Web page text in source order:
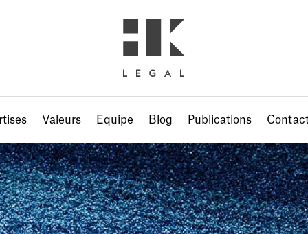
Valeurs Equipe Blog Publications